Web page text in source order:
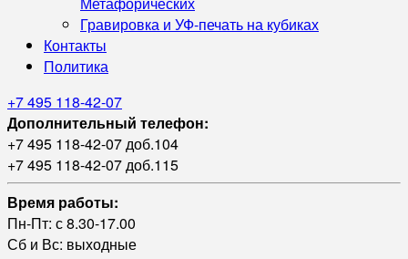
Гравировка и УФ‑печать на кубиках
Контакты
Политика
+7 495 118-42-07
Дополнительный телефон:
+7 495 118-42-07 доб.104
+7 495 118-42-07 доб.115
Время работы:
Пн-Пт: с 8.30-17.00
Сб и Вс: выходные